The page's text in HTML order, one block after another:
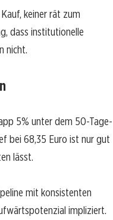
keiner rät zum
dass institutionelle
nicht.
5% unter dem 50-Tage-
bei 68,35 Euro ist nur gut
lässt.
mit konsistenten
impliziert.